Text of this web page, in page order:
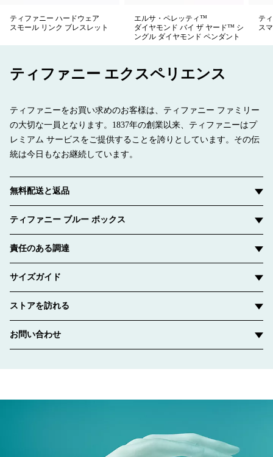
ティファニー ハードウェア
スモール リンク ブレスレット
エルサ・ペレッティ™
ダイヤモンド バイ ザ ヤード™ シ
ングル ダイヤモンド ペンダント
テ
ス
ティファニー エクスペリエンス
ティファニーをお買い求めのお客様は、ティファニー ファミリー
の大切な一員となります。1837年の創業以来、ティファニーはプ
レミアム サービスをご提供することを誇りとしています。その伝
統は今日もなお継続しています。
無料配送と返品
ティファニー ブルー ボックス
責任のある調達
サイズガイド
ストアを訪れる
お問い合わせ